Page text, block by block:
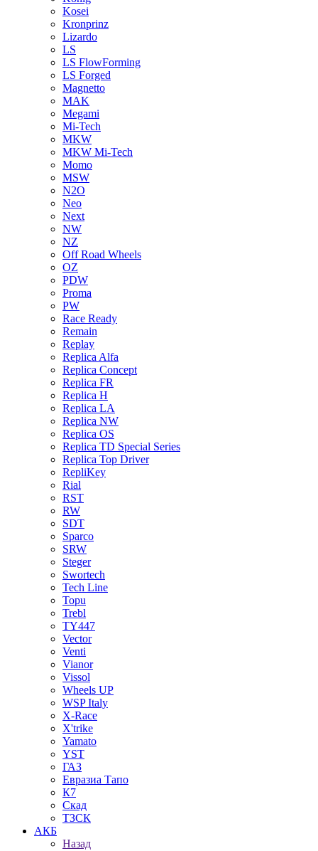
Kosei
Kronprinz
Lizardo
LS
LS FlowForming
LS Forged
Magnetto
MAK
Megami
Mi-Tech
MKW
MKW Mi-Tech
Momo
MSW
N2O
Neo
Next
NW
NZ
Off Road Wheels
OZ
PDW
Proma
PW
Race Ready
Remain
Replay
Replica Alfa
Replica Concept
Replica FR
Replica H
Replica LA
Replica NW
Replica OS
Replica TD Special Series
Replica Top Driver
RepliKey
Rial
RST
RW
SDT
Sparco
SRW
Steger
Swortech
Tech Line
Topu
Trebl
TY447
Vector
Venti
Vianor
Vissol
Wheels UP
WSP Italy
X-Race
X'trike
Yamato
YST
ГАЗ
Евразиа Тапо
К7
Скад
ТЗСК
АКБ
Назад